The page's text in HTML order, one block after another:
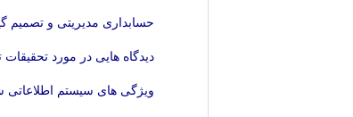
حسابداری مدیریتی و
دیدگاه هایی در مورد
ویژگی های سیستم